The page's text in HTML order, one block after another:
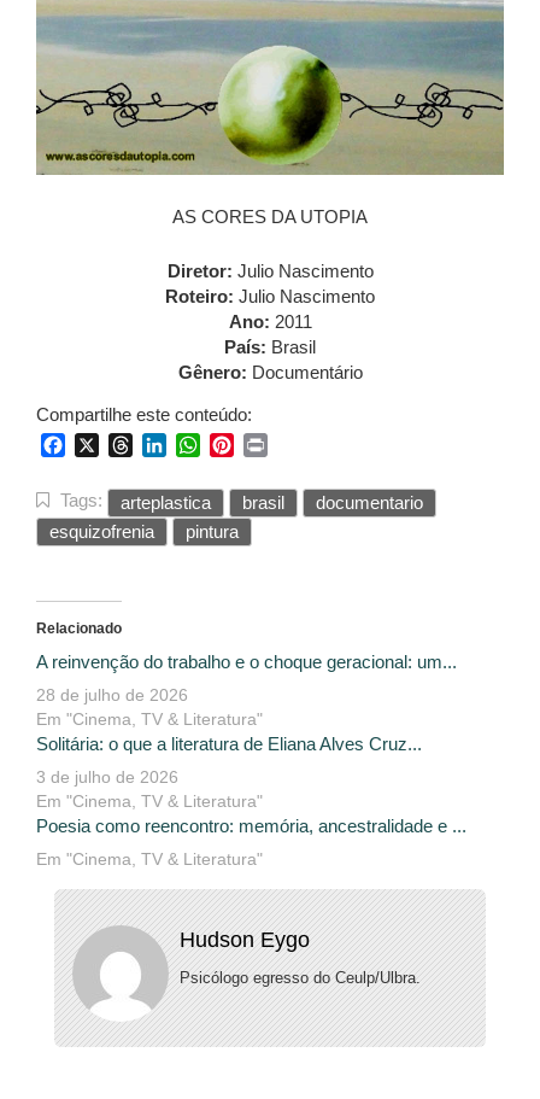
AS CORES DA UTOPIA
Diretor: Julio Nascimento
Roteiro: Julio Nascimento
Ano: 2011
País: Brasil
Gênero: Documentário
Compartilhe este conteúdo:
FacebookThreadsLinkedInWhatsApp
Pinterest
Tags: arteplastica brasil
documentario
esquizofrenia
pintura
Relacionado
A reinvenção do trabalho e o choque geracional: um...
28 de julho de 2026
Em "Cinema, TV & Literatura"
Solitária: o que a literatura de Eliana Alves Cruz...
3 de julho de 2026
Em "Cinema, TV & Literatura"
Poesia como reencontro: memória, ancestralidade e ...
Em "Cinema, TV & Literatura"
Hudson Eygo
Psicólogo egresso do Ceulp/Ulbra.